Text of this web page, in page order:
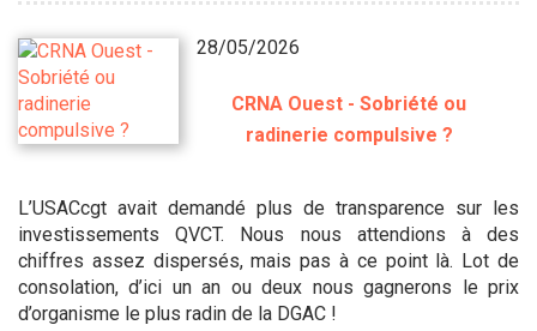
28/05/2026
CRNA Ouest - Sobriété ou
radinerie compulsive ?
L’USACcgt avait demandé plus de transparence sur les
investissements QVCT. Nous nous attendions à des
chiffres assez dispersés, mais pas à ce point là. Lot de
consolation, d’ici un an ou deux nous gagnerons le prix
d’organisme le plus radin de la DGAC !